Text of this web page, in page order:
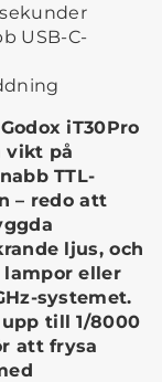
USB-C-
iT30Pro
vikt på
TTL-
– redo att
ljus, och
lampor eller
systemet.
till 1/8000
att frysa